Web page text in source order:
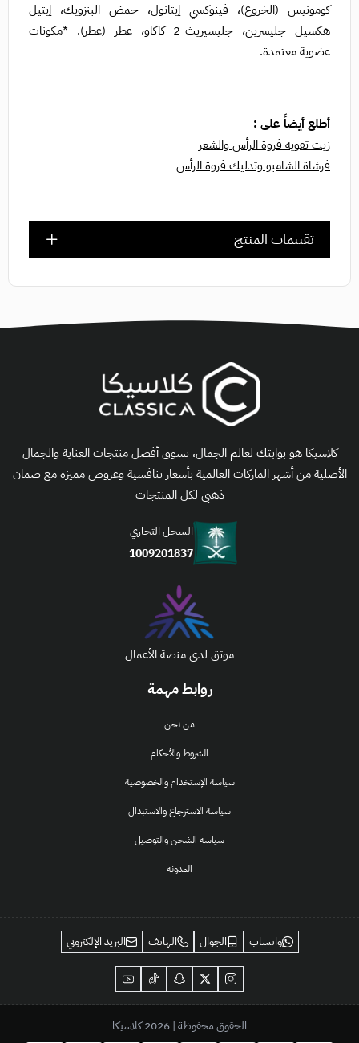
كومونيس (الخروع)، فينوكسي إيثانول، حمض البنزويك، إيثيل
هكسيل جليسرين، جليسيريث-2 كاكاو، عطر (عطر). *مكونات
عضوية معتمدة.
أطلع أيضاً على :
زيت تقوية فروة الرأس والشعر
فرشاة الشامبو وتدليك فروة الرأس
تقييمات المنتج
روابط مهمة
من نحن
الشروط والأحكام
سياسة الإستخدام والخصوصية
سياسة الاسترجاع والاستبدال
سياسة الشحن والتوصيل
المدونة
كلاسيكا هو بوابتك لعالم الجمال، تسوق أفضل منتجات العناية والجمال
الأصلية من أشهر الماركات العالمية بأسعار تنافسية وعروض مميزة مع ضمان
ذهبي لكل المنتجات
السجل التجاري
1009201837
موثق لدى منصة الأعمال
واتساب الجوال الهاتف البريد الإلكتروني
الحقوق محفوظة | 2026 كلاسيكا